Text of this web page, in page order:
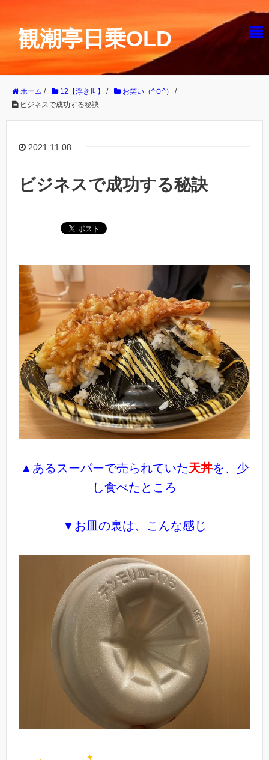
観潮亭日乗OLD
ホーム / 12【浮き世】 / お笑い（^Ｏ^）
/
ビジネスで成功する秘訣
2021.11.08
ビジネスで成功する秘訣
▲あるスーパーで売られていた天丼を、少
し食べたところ
▼お皿の裏は、こんな感じ